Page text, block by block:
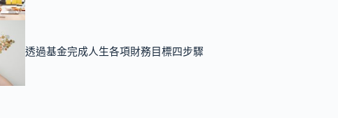
透過基金完成人生各項財務目標四步驟